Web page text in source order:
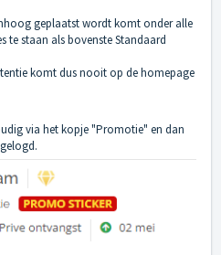
geplaatst wordt komt onder alle
te staan als bovenste Standaard
komt dus nooit op de homepage
via het kopje "Promotie" en dan